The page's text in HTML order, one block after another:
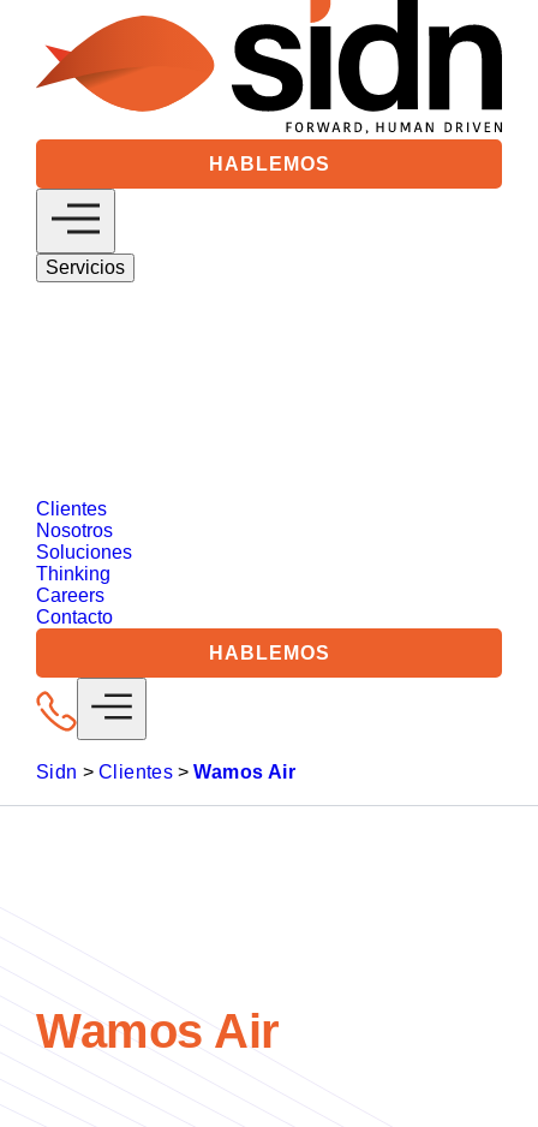
HABLEMOS
Servicios
Clientes
Nosotros
Soluciones
Thinking
Careers
Contacto
HABLEMOS
Sidn > Clientes >Wamos Air
Wamos Air